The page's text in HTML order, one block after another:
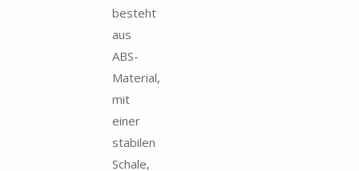
besteht
aus
ABS-
Material,
mit
einer
stabilen
Schale,